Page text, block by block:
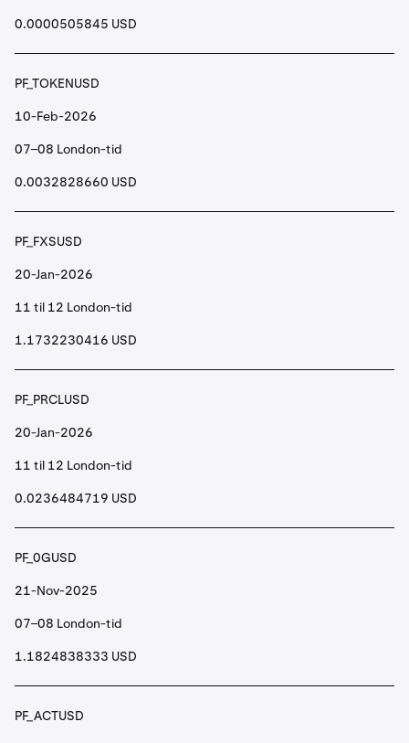
0.0000505845 USD
PF_TOKENUSD
10-Feb-2026
07–08 London-tid
0.0032828660 USD
PF_FXSUSD
20-Jan-2026
11 til 12 London-tid
1.1732230416 USD
PF_PRCLUSD
20-Jan-2026
11 til 12 London-tid
0.0236484719 USD
PF_0GUSD
21-Nov-2025
07–08 London-tid
1.1824838333 USD
PF_ACTUSD